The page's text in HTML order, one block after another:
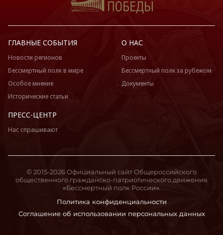
ГЛАВНЫЕ СОБЫТИЯ
Новости регионов
Бессмертный полк в мире
Особое мнение
Исторические статьи
О НАС
Проекты
Бессмертный полк за рубежом
Документы
ПРЕСС-ЦЕНТР
Нас спрашивают
Политика конфиденциальности
Соглашение об использовании персональных данных
© 2015-2026 Официальный сайт Общероссийского
общественного гражданско-патриотического движения
«Бессмертный полк России».